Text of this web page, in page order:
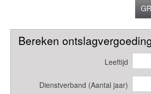
Bereken
Leeftijd
Dienstverband (Aantal jaar)